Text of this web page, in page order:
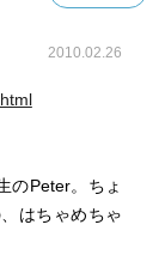
2010.02.26
のPeter。ちょ
はちゃめちゃ